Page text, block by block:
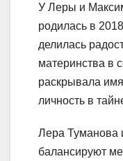
У Леры и
родилась в
делилась
материнства в
раскрывала
личность в
Лера Туманова
балансируют